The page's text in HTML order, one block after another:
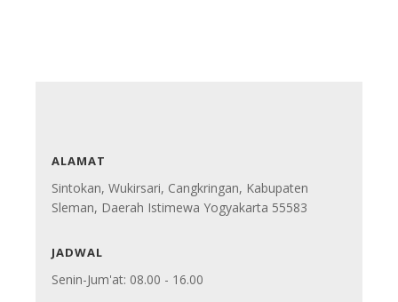
ALAMAT
Sintokan, Wukirsari, Cangkringan, Kabupaten
Sleman, Daerah Istimewa Yogyakarta 55583
JADWAL
Senin-Jum'at: 08.00 - 16.00